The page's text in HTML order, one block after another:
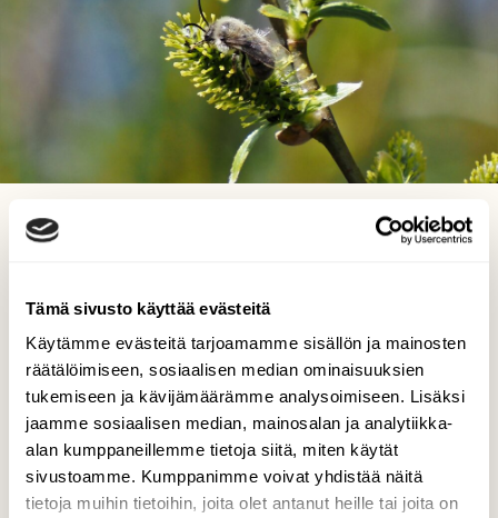
Tämä sivusto käyttää evästeitä
Käytämme evästeitä tarjoamamme sisällön ja mainosten
räätälöimiseen, sosiaalisen median ominaisuuksien
tukemiseen ja kävijämäärämme analysoimiseen. Lisäksi
jaamme sosiaalisen median, mainosalan ja analytiikka-
alan kumppaneillemme tietoja siitä, miten käytät
sivustoamme. Kumppanimme voivat yhdistää näitä
tietoja muihin tietoihin, joita olet antanut heille tai joita on